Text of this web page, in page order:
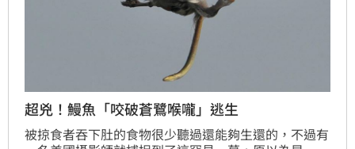
超兇！鰻魚「咬破蒼鷺喉嚨」逃生
被掠食者吞下肚的食物很少聽過還能夠生還的，不過有